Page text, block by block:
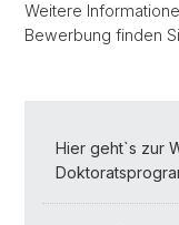
Weitere
Bewerbung finden
Hier geht`s zur